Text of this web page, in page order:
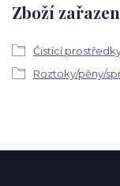
Zboží
Čistící
Roztoky/pěny/